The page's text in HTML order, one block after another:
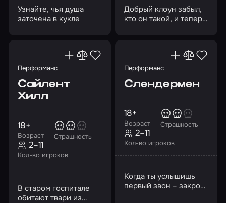
Узнайте, чья душа
заточена в кукле
Добрый клоун забыл,
кто он такой, и теперь
Перформанс
Сайлент
Хилл
Возраст
18+
Страшность
Кол-во игроков
2–11
В старом госпитале
обитают твари из
Перформанс
Слендермен
Возраст
18+
Страшность
Кол-во игроков
2–11
Когда ты услышишь
первый звон – закрой